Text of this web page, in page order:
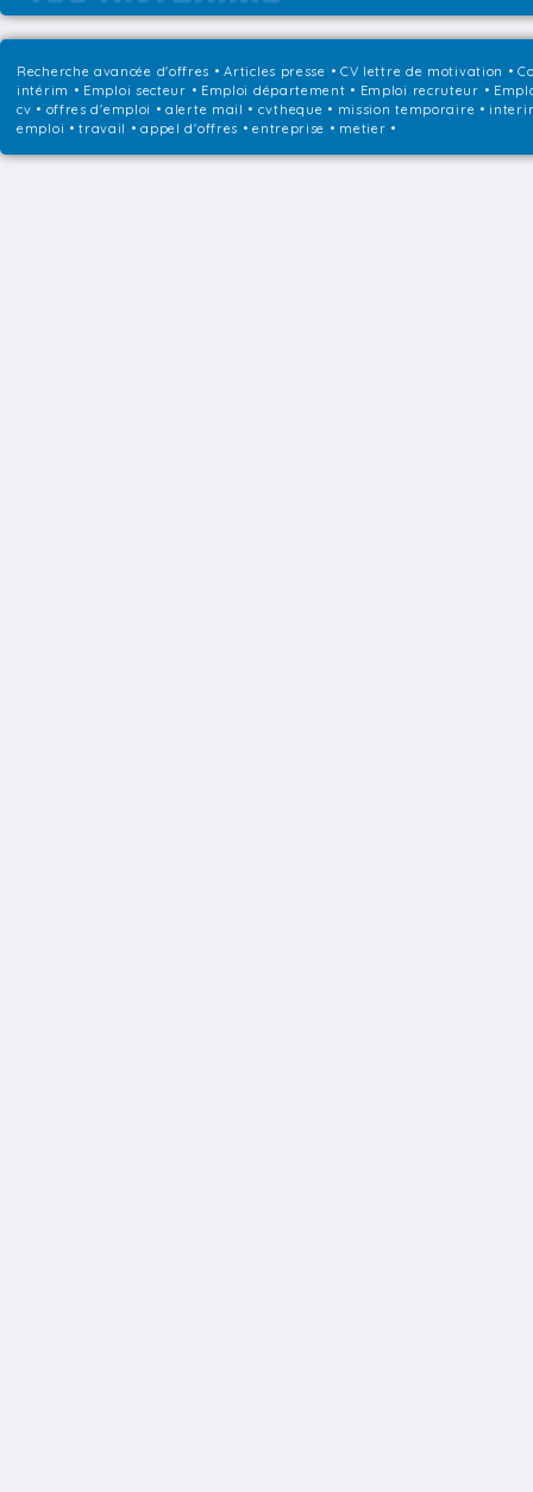
Recherche avancée d'offres •Articles presse • CV lettre de motivation •
intérim • Emploi secteur • Emploi département • Emploi recruteur •
cv • offres d'emploi • alerte mail • cvtheque • mission temporaire •
emploi • travail • appel d'offres • entreprise • metier •